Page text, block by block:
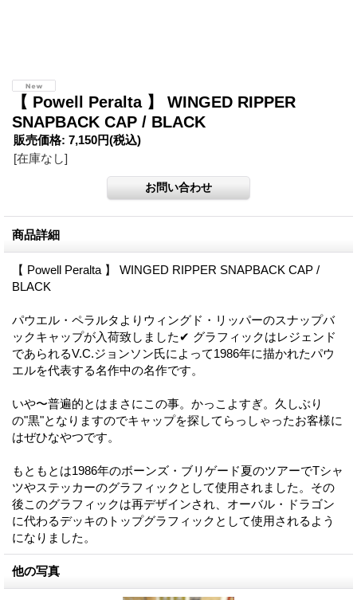
【 Powell Peralta 】 WINGED RIPPER
SNAPBACK CAP / BLACK
販売価格: 7,150円(税込)
[在庫なし]
商品詳細
【 Powell Peralta 】 WINGED RIPPER SNAPBACK CAP /
BLACK
パウエル・ペラルタよりウィングド・リッパーのスナップバ
ックキャップが入荷致しました✔︎ グラフィックはレジェンド
であられるV.C.ジョンソン氏によって1986年に描かれたパウ
エルを代表する名作中の名作です。
いや〜普遍的とはまさにこの事。かっこよすぎ。久しぶり
の"黒"となりますのでキャップを探してらっしゃったお客様に
はぜひなやつです。
もともとは1986年のボーンズ・ブリゲード夏のツアーでTシャ
ツやステッカーのグラフィックとして使用されました。その
後このグラフィックは再デザインされ、オーバル・ドラゴン
に代わるデッキのトップグラフィックとして使用されるよう
になりました。
他の写真